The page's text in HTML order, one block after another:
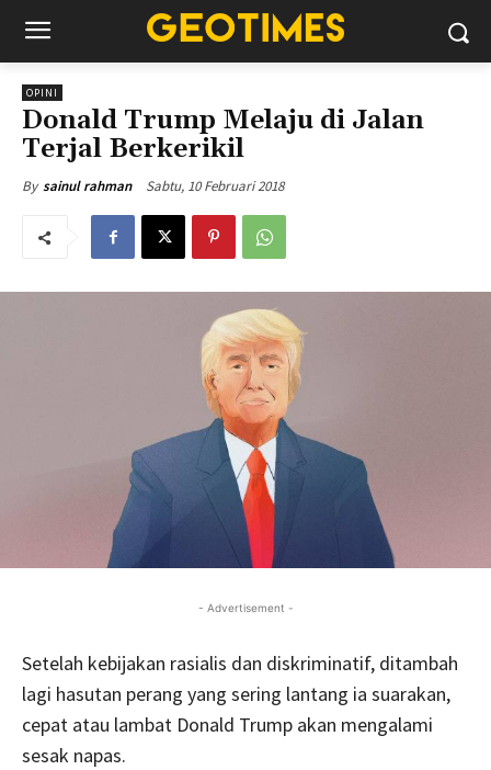
OPINI
Donald Trump Melaju di Jalan
Terjal Berkerikil
By sainul rahman Sabtu, 10 Februari 2018
- Advertisement -
Setelah kebijakan rasialis dan diskriminatif, ditambah
lagi hasutan perang yang sering lantang ia suarakan,
cepat atau lambat Donald Trump akan mengalami
sesak napas.